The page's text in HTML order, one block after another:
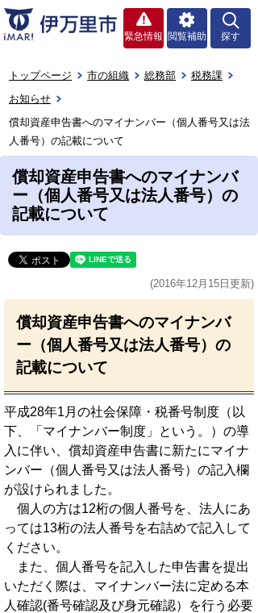
緊急情報 閲覧補助 探す
トップページ 市の組織 総務部
税務課
お知らせ
償却資産申告書へのマイナンバー（個人番号又は法
人番号）の記載について
償却資産申告書へのマイナンバ
ー（個人番号又は法人番号）の
記載について
(2016年12月15日更新)
償却資産申告書へのマイナンバ
ー（個人番号又は法人番号）の
記載について
平成28年1月の社会保障・税番号制度（以
下、「マイナンバー制度」という。）の導
入に伴い、償却資産申告書に新たにマイナ
ンバー（個人番号又は法人番号）の記入欄
が設けられました。
個人の方は12桁の個人番号を、法人にあ
っては13桁の法人番号を右詰めで記入して
ください。
また、個人番号を記入した申告書を提出
いただく際は、マイナンバー法に定める本
人確認(番号確認及び身元確認）を行う必要